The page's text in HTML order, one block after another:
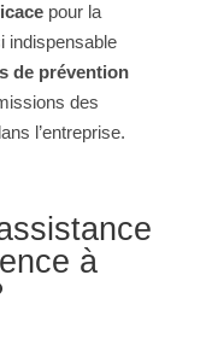
pour la
indispensable
de prévention
des
l’entreprise.
à